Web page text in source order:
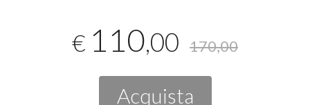
€ 110,00 170,00
Acquista